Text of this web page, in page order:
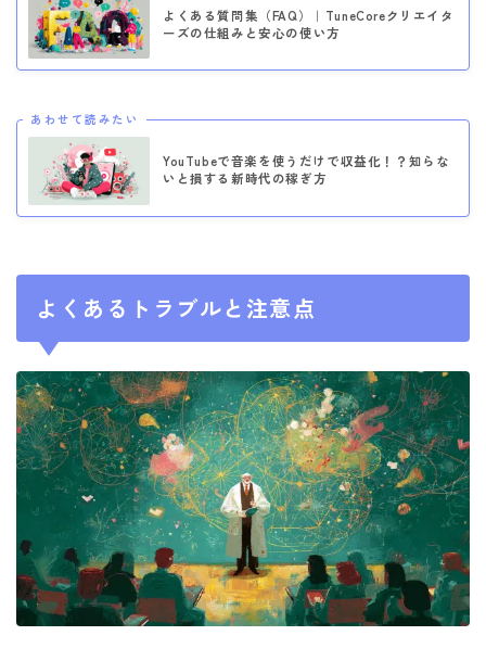
よくある質問集（FAQ）｜TuneCoreクリエイタ
ーズの仕組みと安心の使い方
あわせて読みたい
YouTubeで音楽を使うだけで収益化！？知らな
いと損する新時代の稼ぎ方
よくあるトラブルと注意点